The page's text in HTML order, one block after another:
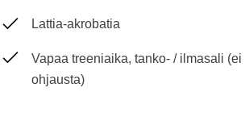
Lattia-akrobatia
Vapaa treeniaika, tanko- / ilmasali (ei
ohjausta)